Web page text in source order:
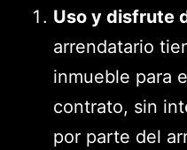
Uso y disfrute
arrendatario
inmueble para
contrato, sin
por parte del